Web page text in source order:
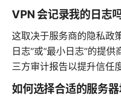
VPN 会记录我的日志吗
这取决于服务商的隐私政
日志”或“最小日志”的提
三方审计报告以提升信任度
如何选择合适的服务器